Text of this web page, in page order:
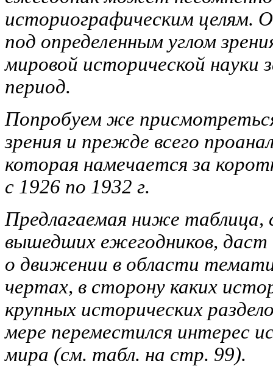
историографическим целям.
под определенным углом
мировой исторической
период.
Попробуем же
зрения и прежде всего
которая намечается за
с 1926 по 1932 г.
Предлагаемая ниже таблица,
вышедших ежегодников, даст
о движении в области
чертах, в сторону каких
крупных исторических
мере переместился интерес
мира (см. табл. на стр. 99).